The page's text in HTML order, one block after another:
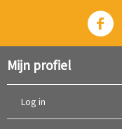
Mijn profiel
Log in